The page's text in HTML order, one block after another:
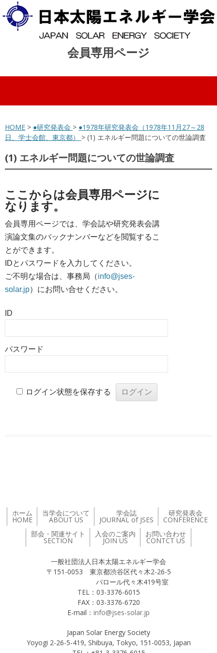
会員専用ページ
コンテンツへスキップ
HOME > ●研究発表会 > ●1978年研究発表会（1978年11月27～28
日、学士会館、東京都） > (1) エネルギー問題についての世論調査
(1) エネルギー問題についての世論調査
ここからは会員専用ページに
なります。
会員専用ページでは、学会誌や研究発表会講
演論文集のバックナンバーなどを閲覧するこ
とができます。
IDとパスワードを入力してください。
ご不明な場合は、事務局（info@jses-
solar.jp）にお問い合せください。
ID
パスワード
ログイン状態を保存する
ホーム
HOME
当学会について
ABOUT US
学会誌
JOURNAL of JSES
研究発表会
CONFERENCE
部会・関連サイト
SECTION
入会のご案内
JOIN US
お問い合わせ
CONTCT US
一般社団法人日本太陽エネルギー学会
〒151-0053 東京都渋谷区代々木2-26-5
バロール代々木419号室
TEL：03-3376-6015
FAX：03-3376-6720
E-mail： info@jses-solar.jp
Japan Solar Energy Society
Yoyogi 2-26-5-419, Shibuya, Tokyo, 151-0053, Japan